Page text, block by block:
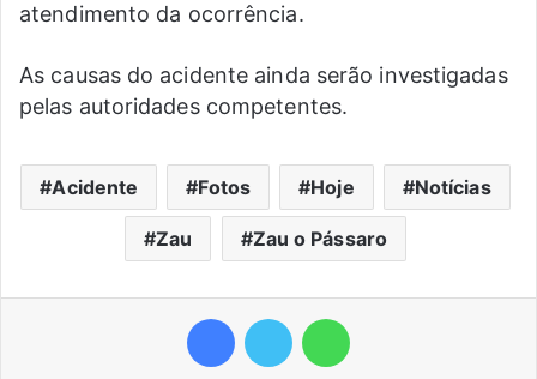
atendimento da ocorrência.
As causas do acidente ainda serão investigadas
pelas autoridades competentes.
Acidente Fotos Hoje Notícias
Zau Zau o Pássaro
FacebookTwitter